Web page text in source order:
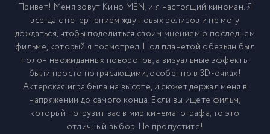
Привет! Меня зовут Кино MEN, и я настоящий киноман. Я
всегда с нетерпением жду новых релизов и не могу
дождаться, чтобы поделиться своим мнением о последнем
фильме, который я посмотрел. Под планетой обезьян был
полон неожиданных поворотов, а визуальные эффекты
были просто потрясающими, особенно в 3D-очках!
Актерская игра была на высоте, и сюжет держал меня в
напряжении до самого конца. Если вы ищете фильм,
который погрузит вас в мир кинематографа, то это
отличный выбор. Не пропустите!